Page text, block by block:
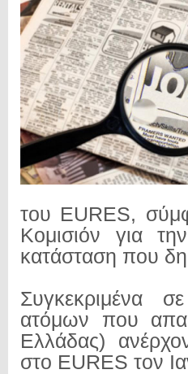
του EURES,
Κομισιόν για
κατάσταση που
Συγκεκριμένα
ατόμων που
Ελλάδας)
στο ΕURES τον